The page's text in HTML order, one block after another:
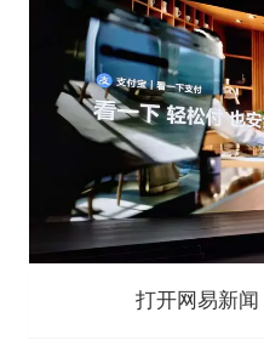
打开网易新